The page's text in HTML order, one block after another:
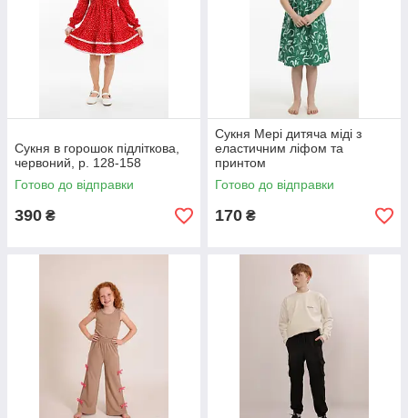
Сукня в горошок підліткова,
червоний, р. 128-158
Готово до відправки
390 ₴
Сукня Мері дитяча міді з
еластичним ліфом та
принтом
Готово до відправки
170 ₴